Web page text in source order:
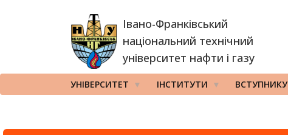
Івано-Франківський
національний технічний
університет нафти і газу
УНІВЕРСИТЕТ ІНСТИТУТИ ВСТУПНИКУ